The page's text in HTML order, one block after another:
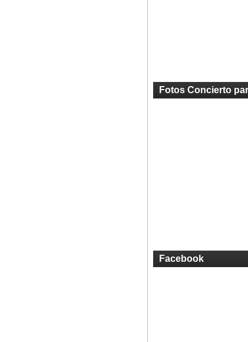
Fotos Concierto
Facebook